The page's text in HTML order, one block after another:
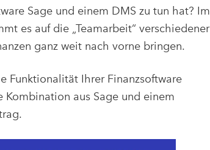
Sage und einem DMS zu tun hat? Im
es auf die „Teamarbeit“ verschiedener
ganz weit nach vorne bringen.
Funktionalität Ihrer Finanzsoftware
aus Sage und einem